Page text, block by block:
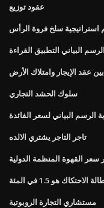
عقود توزيع
استراتيجية سلخ فروة الرأس
البياني التطبيق القراءة
عقد الإيجار وامتلاك الأرض
سلوك الحشد التجاري
الرسم البياني لسعر الفائدة
تاجر التاجر يشتري الالده
القهوة المنظمة الدولية
هو 1.5 في المئة
مستشاري التجارة الروبوتية